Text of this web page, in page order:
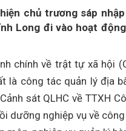
chủ trương sáp
Long đi vào hoạt
chính về trật tự xã hội
là công tác quản lý địa
sát QLHC về TTXH
dưỡng nghiệp vụ về